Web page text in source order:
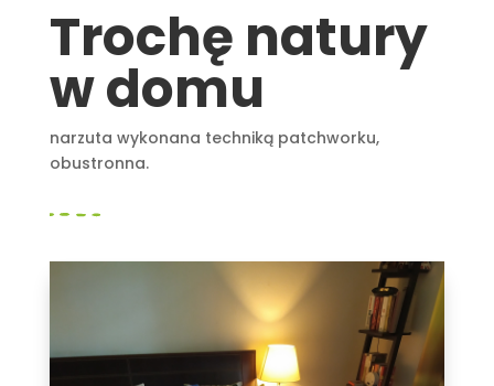
Trochę natury
w domu
narzuta wykonana techniką patchworku,
obustronna.